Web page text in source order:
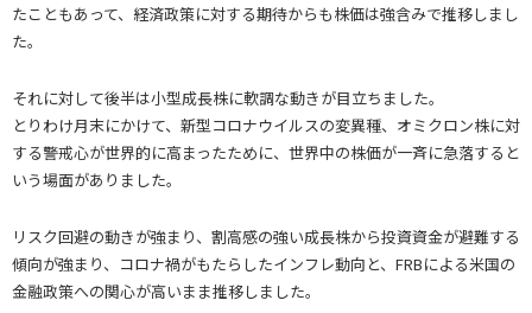
たこともあって、経済政策に対する期待からも株価は強含みで推移しまし
た。
それに対して後半は小型成長株に軟調な動きが目立ちました。
とりわけ月末にかけて、新型コロナウイルスの変異種、オミクロン株に対
する警戒心が世界的に高まったために、世界中の株価が一斉に急落すると
いう場面がありました。
リスク回避の動きが強まり、割高感の強い成長株から投資資金が避難する
傾向が強まり、コロナ禍がもたらしたインフレ動向と、FRBによる米国の
金融政策への関心が高いまま推移しました。